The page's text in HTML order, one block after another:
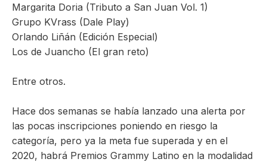
Margarita Doria (Tributo a San Juan Vol. 1)
Grupo KVrass (Dale Play)
Orlando Liñán (Edición Especial)
Los de Juancho (El gran reto)
Entre otros.
Hace dos semanas se había lanzado una alerta por
las pocas inscripciones poniendo en riesgo la
categoría, pero ya la meta fue superada y en el
2020, habrá Premios Grammy Latino en la modalidad